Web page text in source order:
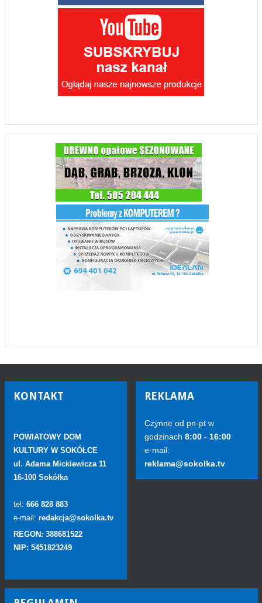
KONTAKT
POWIATOWY DOM
KULTURY W SOKÓŁCE
ul. Adama Mickiewicza 11
16-100 Sokółka
tel: 666 828 883
e-mail: redakcja@sokolka.tv
REGON: 388681522
NIP: 5451823249
REKLAMA
Czynne od pn-pt w
godzinach 8:00 - 16:00
e-mail:
reklama@sokolka.tv